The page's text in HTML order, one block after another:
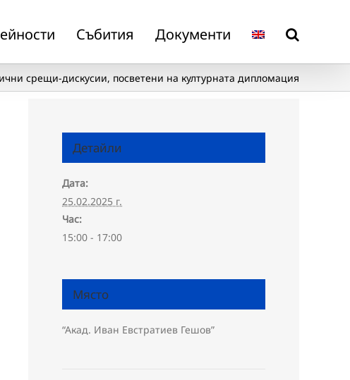
Събития Документи
срещи-дискусии, посветени на културната дипломация
Детайли
Дата:
25.02.2025 г.
Час:
15:00 - 17:00
Място
“Акад. Иван Евстратиев Гешов”